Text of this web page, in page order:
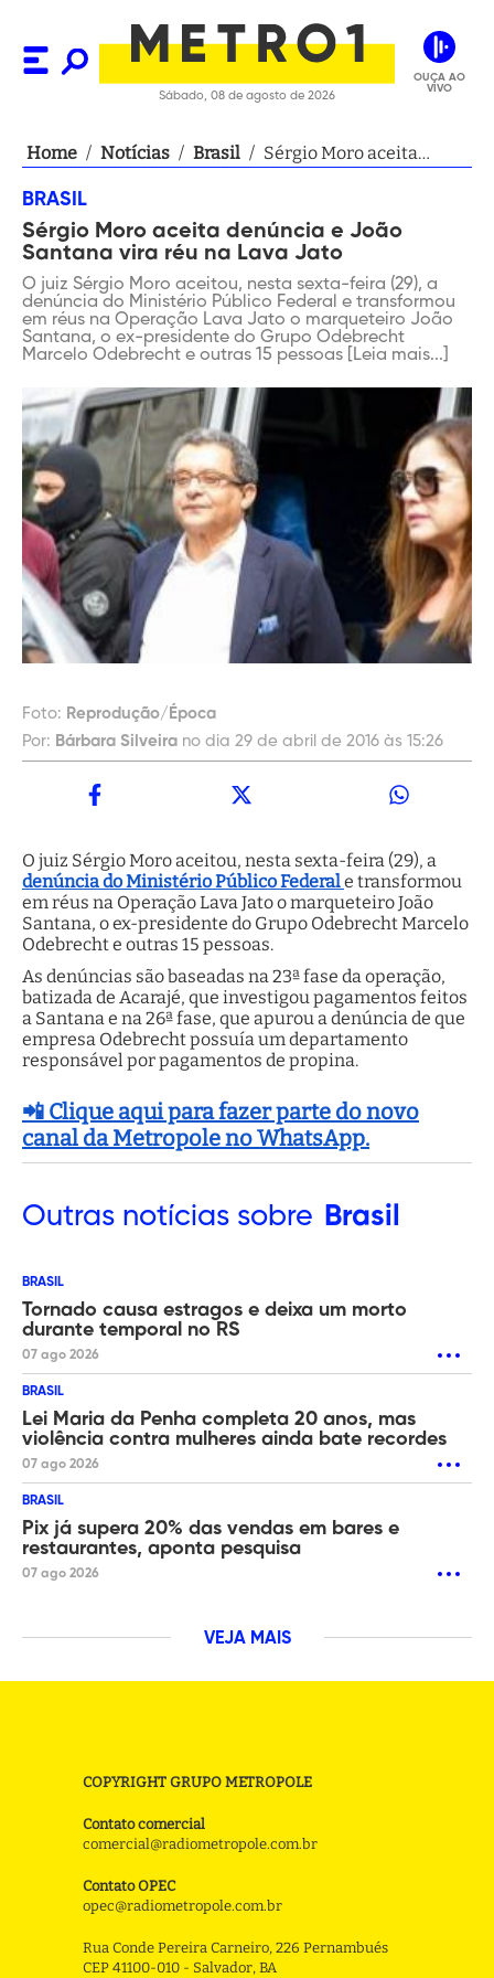
Sábado, 08 de agosto de 2026
OUÇA AO
VIVO
Home / Notícias / Brasil / Sérgio Moro aceita
BRASIL
Sérgio Moro aceita denúncia e João
Santana vira réu na Lava Jato
O juiz Sérgio Moro aceitou, nesta sexta-feira (29), a
denúncia do Ministério Público Federal e transformou
em réus na Operação Lava Jato o marqueteiro João
Santana, o ex-presidente do Grupo Odebrecht
Marcelo Odebrecht e outras 15 pessoas [Leia mais...]
Foto: Reprodução/Época
Por: Bárbara Silveira no dia 29 de abril de 2016 às 15:26
O juiz Sérgio Moro aceitou, nesta sexta-feira (29), a
denúncia do Ministério Público Federale transformou
em réus na Operação Lava Jato o marqueteiro João
Santana, o ex-presidente do Grupo Odebrecht Marcelo
Odebrecht e outras 15 pessoas.
As denúncias são baseadas na 23ª fase da operação,
batizada de Acarajé, que investigou pagamentos feitos
a Santana e na 26ª fase, que apurou a denúncia de que
empresa Odebrecht possuía um departamento
responsável por pagamentos de propina.
📲 Clique aqui para fazer parte do novo
canal da Metropole no WhatsApp.
Outras notícias sobre Brasil
BRASIL
Tornado causa estragos e deixa um morto
durante temporal no RS
07 ago 2026
BRASIL
Lei Maria da Penha completa 20 anos, mas
violência contra mulheres ainda bate recordes
07 ago 2026
BRASIL
Pix já supera 20% das vendas em bares e
restaurantes, aponta pesquisa
07 ago 2026
VEJA MAIS
COPYRIGHT GRUPO METROPOLE
Contato comercial
comercial@radiometropole.com.br
Contato OPEC
opec@radiometropole.com.br
Rua Conde Pereira Carneiro, 226 Pernambués
CEP 41100-010 - Salvador, BA